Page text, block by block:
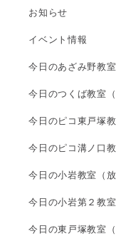
お知らせ
イベント情報
今日のあざみ野教
今日のつくば教室
今日のピコ東戸塚
今日のピコ溝ノ口
今日の小岩教室（
今日の小岩第２教
今日の東戸塚教室